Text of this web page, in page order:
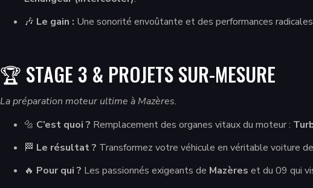
🎶 Le gain : Une sonorité envoûtante et des performances
🏆 STAGE 3 & PROJETS SUR-MESURE
La préparation moteur ultime à Mazères.
🔩 C’est quoi ? Remplacement des organes vitaux du moteur :
🏁 Le résultat ? Transformez votre véhicule en véritable voiture
🔥 Pour qui ? Les passionnés exigeants de Mazères et du 09 qui